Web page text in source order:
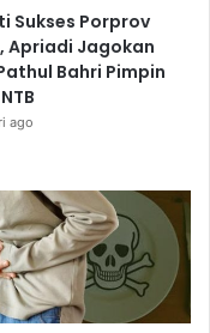
Sukses Porprov
Apriadi Jagokan
Bahri Pimpin
ago